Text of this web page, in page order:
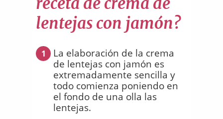
lentejas con jamón?
1
La elaboración de la crema
de lentejas con jamón es
extremadamente sencilla y
todo comienza poniendo en
el fondo de una olla las
lentejas.